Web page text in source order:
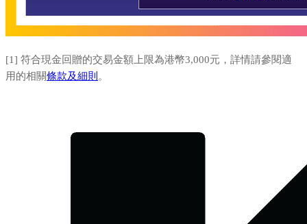
[1] 符合現金回贈的交易金額上限為港幣3,000元，詳情請參閱適
用的相關條款及細則 。